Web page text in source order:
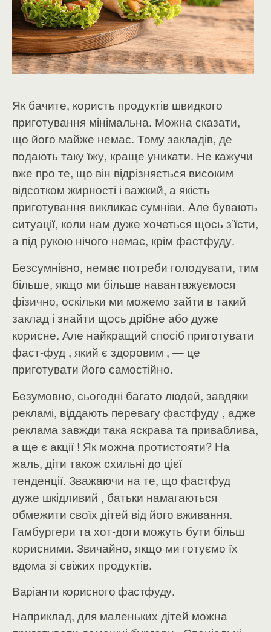
Як бачите, користь продуктів швидкого
приготування мінімальна. Можна сказати,
що його майже немає. Тому закладів, де
подають таку їжу, краще уникати. Не кажучи
вже про те, що він відрізняється високим
відсотком жирності і важкий, а якість
приготування викликає сумніви. Але бувають
ситуації, коли нам дуже хочеться щось з’їсти,
а під рукою нічого немає, крім фастфуду.
Безсумнівно, немає потреби голодувати, тим
більше, якщо ми більше навантажуємося
фізично, оскільки ми можемо зайти в такий
заклад і знайти щось дрібне або дуже
корисне. Але найкращий спосіб приготувати
фаст-фуд , який є здоровим , — це
приготувати його самостійно.
Безумовно, сьогодні багато людей, завдяки
рекламі, віддають перевагу фастфуду , адже
реклама завжди така яскрава та приваблива,
а ще є акції ! Як можна протистояти? На
жаль, діти також схильні до цієї
тенденції. Зважаючи на те, що фастфуд
дуже шкідливий , батьки намагаються
обмежити своїх дітей від його вживання.
Гамбургери та хот-доги можуть бути більш
корисними. Звичайно, якщо ми готуємо їх
вдома зі свіжих продуктів.
Варіанти корисного фастфуду.
Наприклад, для маленьких дітей можна